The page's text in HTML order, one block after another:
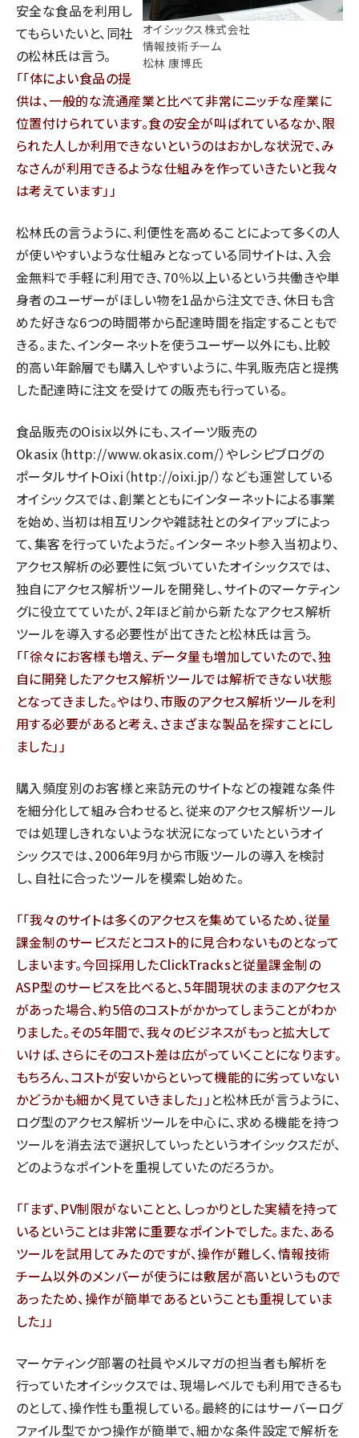
オイシックス株式会社
情報技術チーム
松林 康博氏
安全な食品を利用し
てもらいたいと、同社
の松林氏は言う。
「体によい食品の提
供は、一般的な流通産業と比べて非常にニッチな産業に
位置付けられています。食の安全が叫ばれているなか、限
られた人しか利用できないというのはおかしな状況で、み
なさんが利用できるような仕組みを作っていきたいと我々
は考えています」
松林氏の言うように、利便性を高めることによって多くの人
が使いやすいような仕組みとなっている同サイトは、入会
金無料で手軽に利用でき、70％以上いるという共働きや単
身者のユーザーがほしい物を1品から注文でき、休日も含
めた好きな6つの時間帯から配達時間を指定することもで
きる。また、インターネットを使うユーザー以外にも、比較
的高い年齢層でも購入しやすいように、牛乳販売店と提携
した配達時に注文を受けての販売も行っている。
食品販売のOisix以外にも、スイーツ販売の
Okasix（http://www.okasix.com/）やレシピブログの
ポータルサイトOixi（http://oixi.jp/）なども運営している
オイシックスでは、創業とともにインターネットによる事業
を始め、当初は相互リンクや雑誌社とのタイアップによっ
て、集客を行っていたようだ。インターネット参入当初より、
アクセス解析の必要性に気づいていたオイシックスでは、
独自にアクセス解析ツールを開発し、サイトのマーケティン
グに役立てていたが、2年ほど前から新たなアクセス解析
ツールを導入する必要性が出てきたと松林氏は言う。
「徐々にお客様も増え、データ量も増加していたので、独
自に開発したアクセス解析ツールでは解析できない状態
となってきました。やはり、市販のアクセス解析ツールを利
用する必要があると考え、さまざまな製品を探すことにし
ました」
購入頻度別のお客様と来訪元のサイトなどの複雑な条件
を細分化して組み合わせると、従来のアクセス解析ツール
では処理しきれないような状況になっていたというオイ
シックスでは、2006年9月から市販ツールの導入を検討
し、自社に合ったツールを模索し始めた。
「我々のサイトは多くのアクセスを集めているため、従量
課金制のサービスだとコスト的に見合わないものとなって
しまいます。今回採用したClickTracksと従量課金制の
ASP型のサービスを比べると、5年間現状のままのアクセス
があった場合、約5倍のコストがかかってしまうことがわか
りました。その5年間で、我々のビジネスがもっと拡大して
いけば、さらにそのコスト差は広がっていくことになります。
もちろん、コストが安いからといって機能的に劣っていない
かどうかも細かく見ていきました」 と松林氏が言うように、
ログ型のアクセス解析ツールを中心に、求める機能を持つ
ツールを消去法で選択していったというオイシックスだが、
どのようなポイントを重視していたのだろうか。
「まず、PV制限がないことと、しっかりとした実績を持って
いるということは非常に重要なポイントでした。また、ある
ツールを試用してみたのですが、操作が難しく、情報技術
チーム以外のメンバーが使うには敷居が高いというもので
あったため、操作が簡単であるということも重視していま
した」
マーケティング部署の社員やメルマガの担当者も解析を
行っていたオイシックスでは、現場レベルでも利用できるも
のとして、操作性も重視している。最終的にはサーバーログ
ファイル型でかつ操作が簡単で、細かな条件設定で解析を